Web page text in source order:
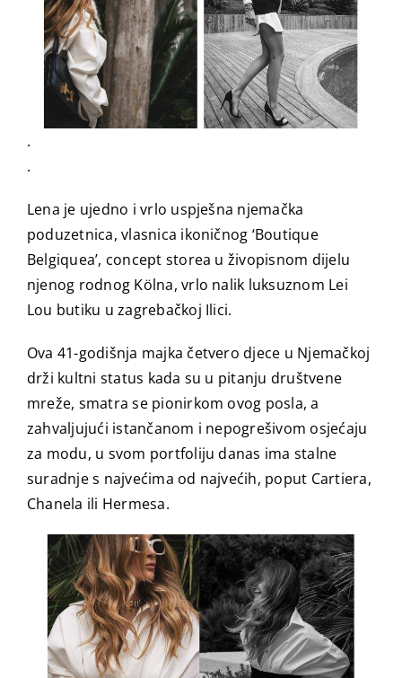
.
.
Lena je ujedno i vrlo uspješna njemačka
poduzetnica, vlasnica ikoničnog ‘Boutique
Belgiquea’, concept storea u živopisnom dijelu
njenog rodnog Kölna, vrlo nalik luksuznom Lei
Lou butiku u zagrebačkoj Ilici.
Ova 41-godišnja majka četvero djece u Njemačkoj
drži kultni status kada su u pitanju društvene
mreže, smatra se pionirkom ovog posla, a
zahvaljujući istančanom i nepogrešivom osjećaju
za modu, u svom portfoliju danas ima stalne
suradnje s najvećima od najvećih, poput Cartiera,
Chanela ili Hermesa.